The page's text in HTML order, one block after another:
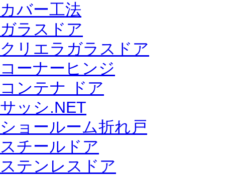
カバー工法
ガラスドア
クリエラガラスドア
コーナーヒンジ
コンテナ ドア
サッシ.NET
ショールーム折れ戸
スチールドア
ステンレスドア